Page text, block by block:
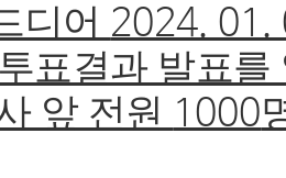
디어 2024.
표결과 발표
앞 전원 1000